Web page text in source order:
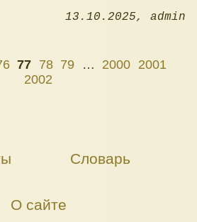
13.10.2025 admin
77 78 79 … 2000 2001
2002
Словарь
О сайте